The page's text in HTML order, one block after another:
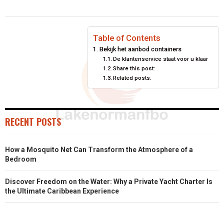
Table of Contents
Bekijk het aanbod containers
De klantenservice staat voor u klaar
Share this post:
Related posts:
RECENT POSTS
How a Mosquito Net Can Transform the Atmosphere of a
Bedroom
Discover Freedom on the Water: Why a Private Yacht Charter Is
the Ultimate Caribbean Experience